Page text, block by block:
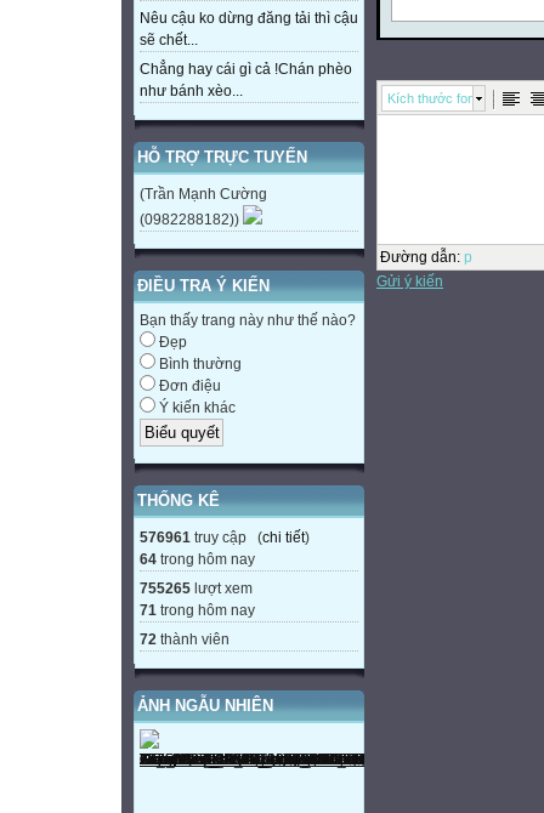
Nêu cậu ko dừng đăng tải thì cậu
sẽ chết...
Chẳng hay cái gì cả !Chán phèo
như bánh xèo...
HỖ TRỢ TRỰC TUYẾN
(Trần Mạnh Cường
(0982288182))
ĐIỀU TRA Ý KIẾN
Bạn thấy trang này như thế nào?
Đẹp
Bình thường
Đơn điệu
Ý kiến khác
THỐNG KÊ
576961 truy cập (chi tiết)
64 trong hôm nay
755265 lượt xem
71 trong hôm nay
72 thành viên
ẢNH NGẪU NHIÊN
Kích thước font
Đường dẫn: p
Gửi ý kiến